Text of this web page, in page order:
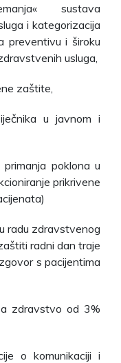
sustava
i kategorizacija
preventivu i široku
usluga,
zaštite,
u javnom i
poklona u
prikrivene
radu zdravstvenog
radni dan traje
s pacijentima
zdravstvo od 3%
o komunikaciji i